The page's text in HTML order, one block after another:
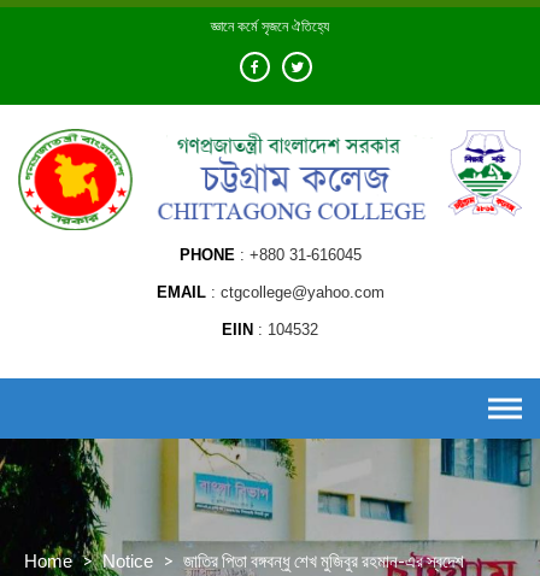
Skip
জ্ঞানে কর্মে সৃজনে ঐতিহ্যে
PHONE +880 31-616045
EMAIL ctgcollege@yahoo.com
EIIN 104532
Home > Notice > জাতির পিতা বঙ্গবন্ধু শেখ মুজিবুর রহমান-এর স্বদেশ